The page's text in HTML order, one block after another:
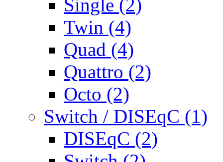
Single (2)
Twin (4)
Quad (4)
Quattro (2)
Octo (2)
Switch / DISEqC (1)
DISEqC (2)